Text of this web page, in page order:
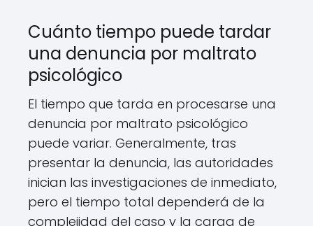
Cuánto tiempo puede tardar
una denuncia por maltrato
psicológico
El tiempo que tarda en procesarse una
denuncia por maltrato psicológico
puede variar. Generalmente, tras
presentar la denuncia, las autoridades
inician las investigaciones de inmediato,
pero el tiempo total dependerá de la
complejidad del caso y la carga de